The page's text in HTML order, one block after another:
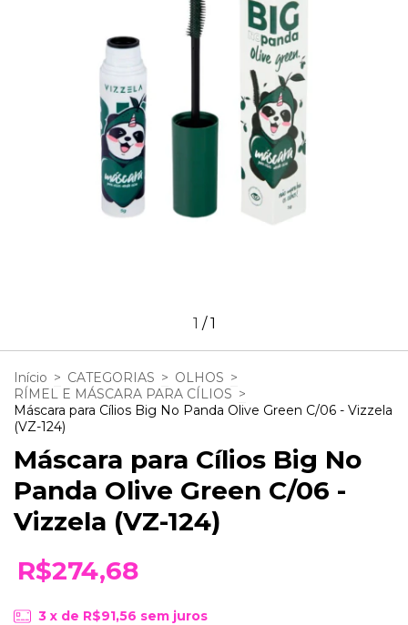
1 /1
Início > CATEGORIAS > OLHOS >
RÍMEL E MÁSCARA PARA CÍLIOS >
Máscara para Cílios Big No Panda Olive Green C/06 - Vizzela
(VZ-124)
Máscara para Cílios Big No
Panda Olive Green C/06 -
Vizzela (VZ-124)
R$274,68
3 x de R$91,56 sem juros